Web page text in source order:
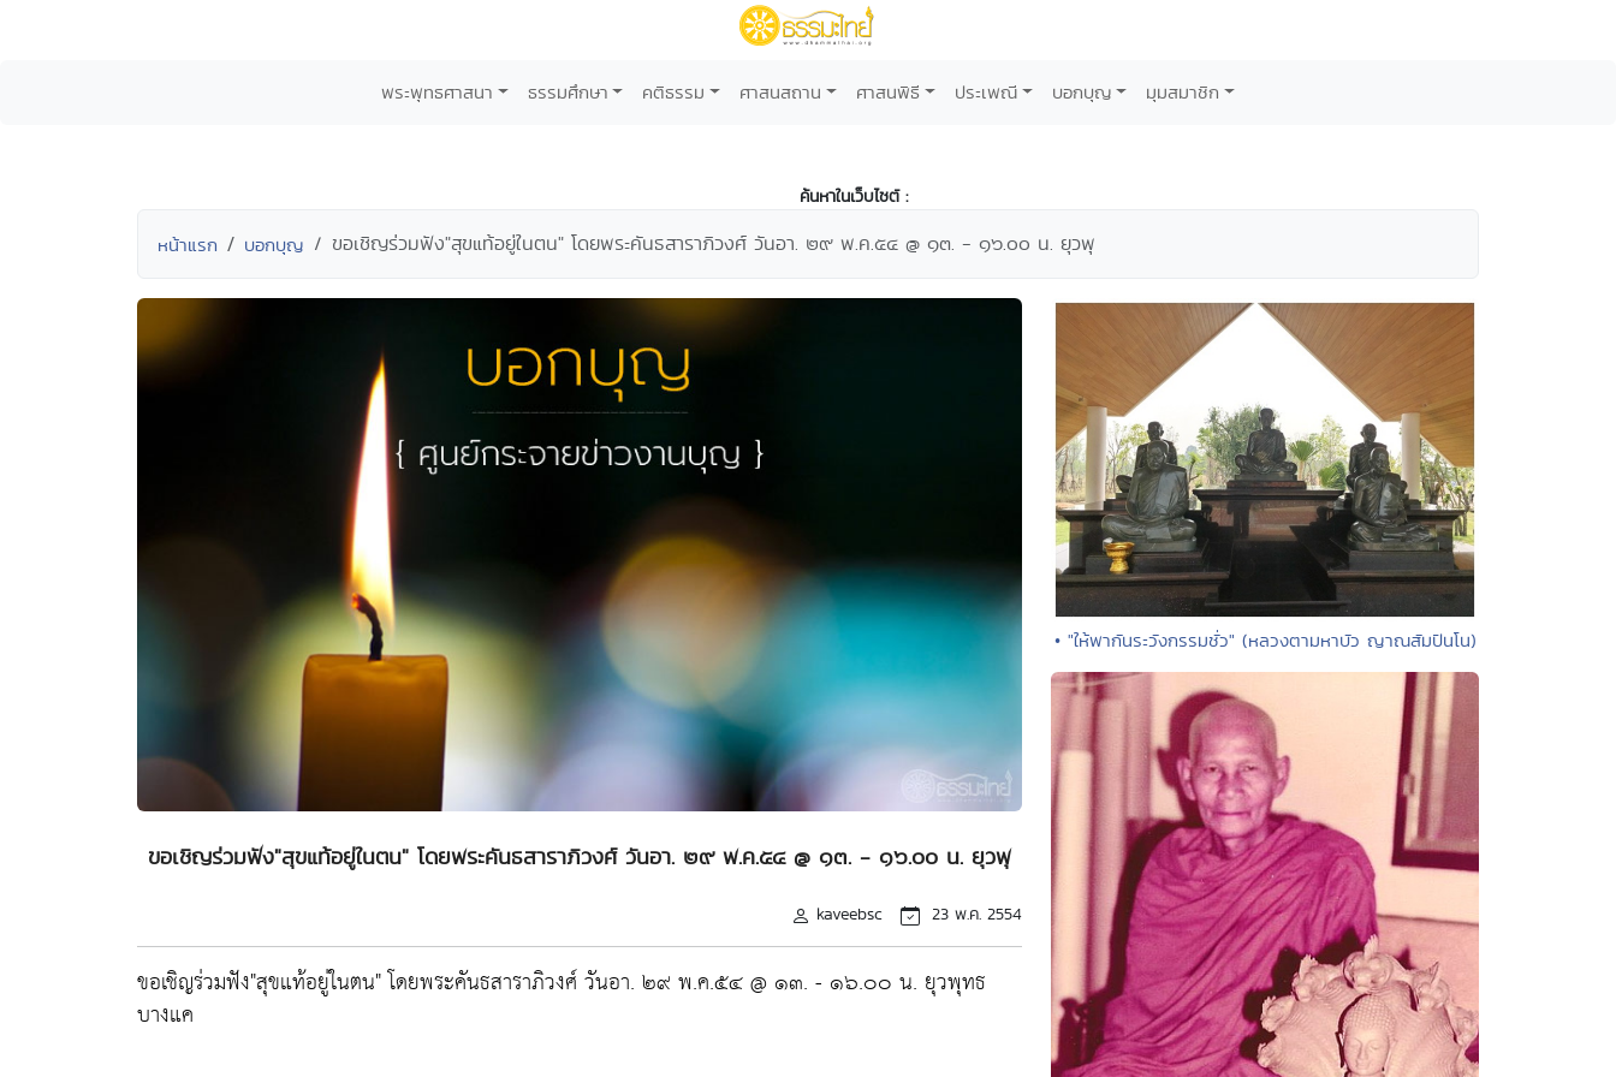
พระพุทธศาสนา ธรรมศึกษา คติธรรม ศาสนสถาน ศาสนพิธี ประเพณี บอกบุญ มุมสมาชิก
ค้นหาในเว็บไซต์ :
หน้าแรก บอกบุญ ขอเชิญร่วมฟัง"สุขแท้อยู่ในตน" โดยพระคันธสาราภิวงศ์ วันอา. ๒๙ พ.ค.๕๔ @ ๑๓. - ๑๖.๐๐ น. ยุวพุ
ขอเชิญร่วมฟัง"สุขแท้อยู่ในตน" โดยพระคันธสาราภิวงศ์ วันอา. ๒๙ พ.ค.๕๔ @ ๑๓. - ๑๖.๐๐ น. ยุวพุ
kaveebsc 23 พ.ค. 2554
ขอเชิญร่วมฟัง"สุขแท้อยู่ในตน" โดยพระคันธสาราภิวงศ์ วันอา. ๒๙ พ.ค.๕๔ @ ๑๓. - ๑๖.๐๐ น. ยุวพุทธ
บางแค
• "ให้พากันระวังกรรมชั่ว" (หลวงตามหาบัว ญาณสัมปันโน)